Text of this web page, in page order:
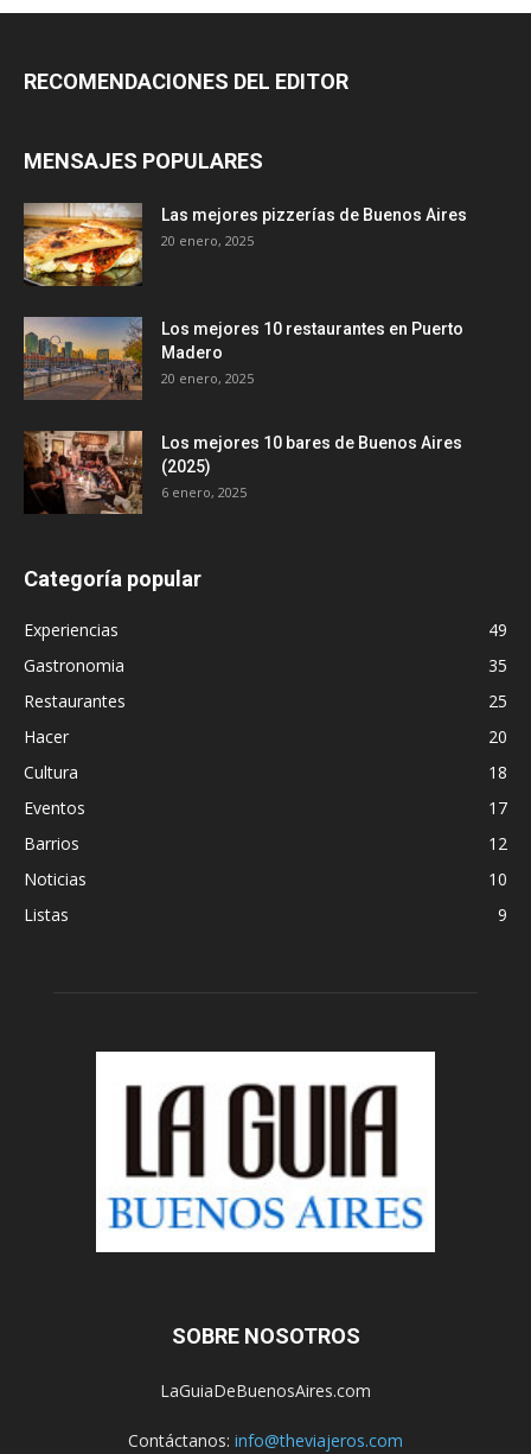
RECOMENDACIONES DEL EDITOR
MENSAJES POPULARES
Las mejores pizzerías de Buenos Aires
20 enero, 2025
Los mejores 10 restaurantes en Puerto
Madero
20 enero, 2025
Los mejores 10 bares de Buenos Aires
(2025)
6 enero, 2025
Categoría popular
Experiencias
49
Gastronomia
35
Restaurantes
25
Hacer
20
Cultura
18
Eventos
17
Barrios
12
Noticias
10
Listas
9
SOBRE NOSOTROS
LaGuiaDeBuenosAires.com
Contáctanos: info@theviajeros.com